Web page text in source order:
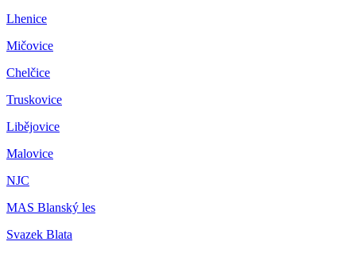
Lhenice
Mičovice
Chelčice
Truskovice
Libějovice
Malovice
NJC
MAS Blanský les
Svazek Blata